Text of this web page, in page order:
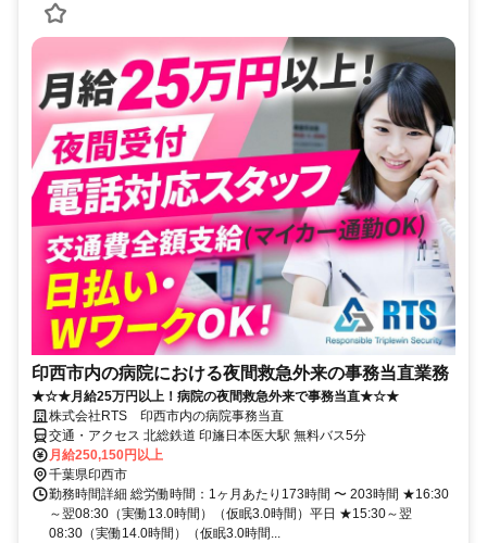
印西市内の病院における夜間救急外来の事務当直業務
★☆★月給25万円以上！病院の夜間救急外来で事務当直★☆★
株式会社RTS 印西市内の病院事務当直
交通・アクセス 北総鉄道 印旛日本医大駅 無料バス5分
月給250,150円以上
千葉県印西市
勤務時間詳細 総労働時間：1ヶ月あたり173時間 〜 203時間 ★16:30
～翌08:30（実働13.0時間）（仮眠3.0時間）平日 ★15:30～翌
08:30（実働14.0時間）（仮眠3.0時間...